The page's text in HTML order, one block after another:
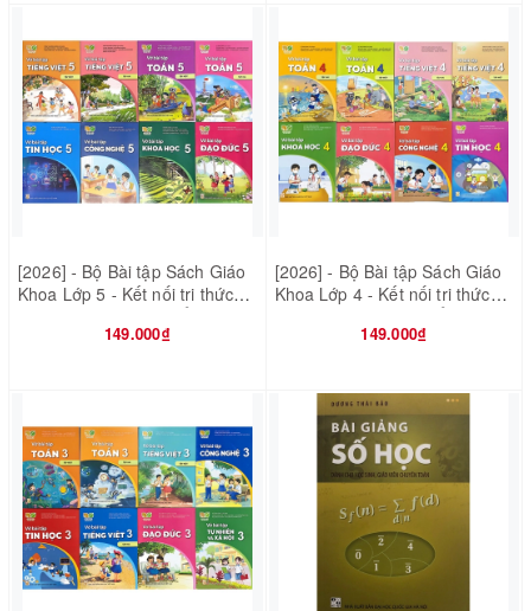
[2026] - Bộ Bài tập Sách Giáo
Khoa Lớp 5 - Kết nối tri thức
kèm 8 bao sách)
149.000₫
[2026] - Bộ Bài tập Sách Giáo
Khoa Lớp 4 - Kết nối tri thức
kèm 8 bao sách)
149.000₫